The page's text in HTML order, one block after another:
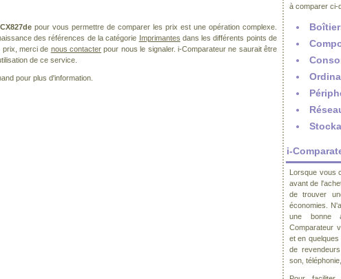
pour vous permettre de comparer les prix est une opération complexe.
des références de la catégorie Imprimantes dans les différents points de
prix, merci de nous contacter pour nous le signaler. i-Comparateur ne saurait être
de ce service.
pour plus d'information.
à comparer ci-
i-
Lorsque vous
avant de
de trouver
économies.
une bonne
Comparateur
et en
de
son,